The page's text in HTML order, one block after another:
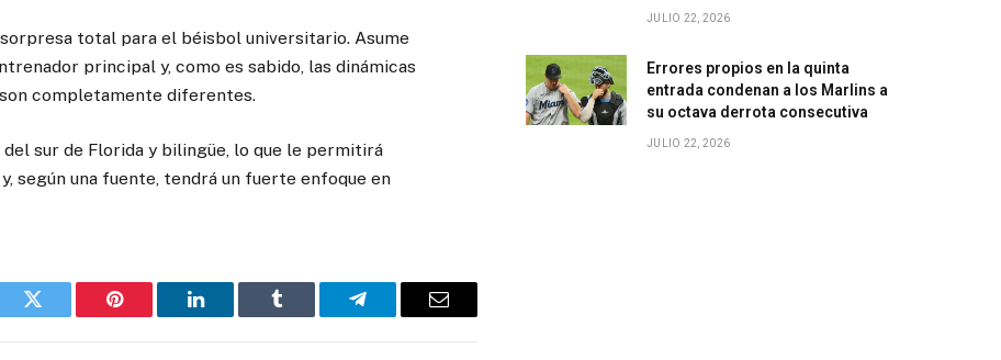
total para el béisbol universitario. Asume
principal y, como es sabido, las dinámicas
completamente diferentes.
sur de Florida y bilingüe, lo que le permitirá
según una fuente, tendrá un fuerte enfoque en
Twitter Pinterest LinkedIn Tumblr Telegram Email
JULIO 22, 2026
Errores propios en la quinta
entrada condenan a los Marlins a
su octava derrota consecutiva
JULIO 22, 2026